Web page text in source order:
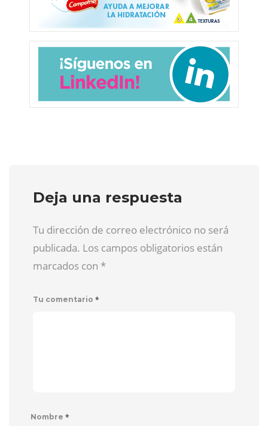
Deja una respuesta
Tu dirección de correo electrónico no será
publicada. Los campos obligatorios están
marcados con *
Tu comentario *
Nombre *